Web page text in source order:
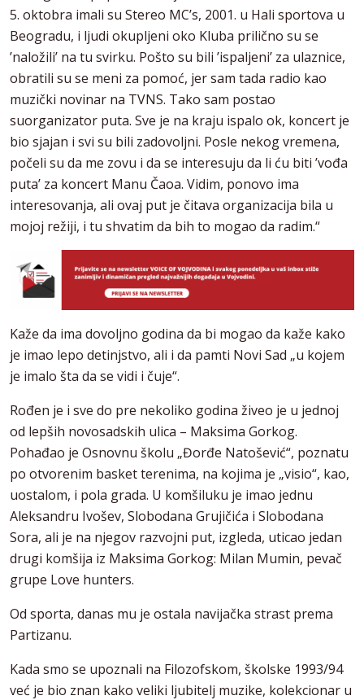
5. oktobra imali su Stereo MC’s, 2001. u Hali sportova u
Beogradu, i ljudi okupljeni oko Kluba prilično su se
’naložili’ na tu svirku. Pošto su bili ’ispaljeni’ za ulaznice,
obratili su se meni za pomoć, jer sam tada radio kao
muzički novinar na TVNS. Tako sam postao
suorganizator puta. Sve je na kraju ispalo ok, koncert je
bio sjajan i svi su bili zadovoljni. Posle nekog vremena,
počeli su da me zovu i da se interesuju da li ću biti ’vođa
puta’ za koncert Manu Čaoa. Vidim, ponovo ima
interesovanja, ali ovaj put je čitava organizacija bila u
mojoj režiji, i tu shvatim da bih to mogao da radim.“
Kaže da ima dovoljno godina da bi mogao da kaže kako
je imao lepo detinjstvo, ali i da pamti Novi Sad „u kojem
je imalo šta da se vidi i čuje“.
Rođen je i sve do pre nekoliko godina živeo je u jednoj
od lepših novosadskih ulica – Maksima Gorkog.
Pohađao je Osnovnu školu „Đorđe Natošević“, poznatu
po otvorenim basket terenima, na kojima je „visio“, kao,
uostalom, i pola grada. U komšiluku je imao jednu
Aleksandru Ivošev, Slobodana Grujičića i Slobodana
Sora, ali je na njegov razvojni put, izgleda, uticao jedan
drugi komšija iz Maksima Gorkog: Milan Mumin, pevač
grupe Love hunters.
Od sporta, danas mu je ostala navijačka strast prema
Partizanu.
Kada smo se upoznali na Filozofskom, školske 1993/94
već je bio znan kako veliki ljubitelj muzike, kolekcionar u